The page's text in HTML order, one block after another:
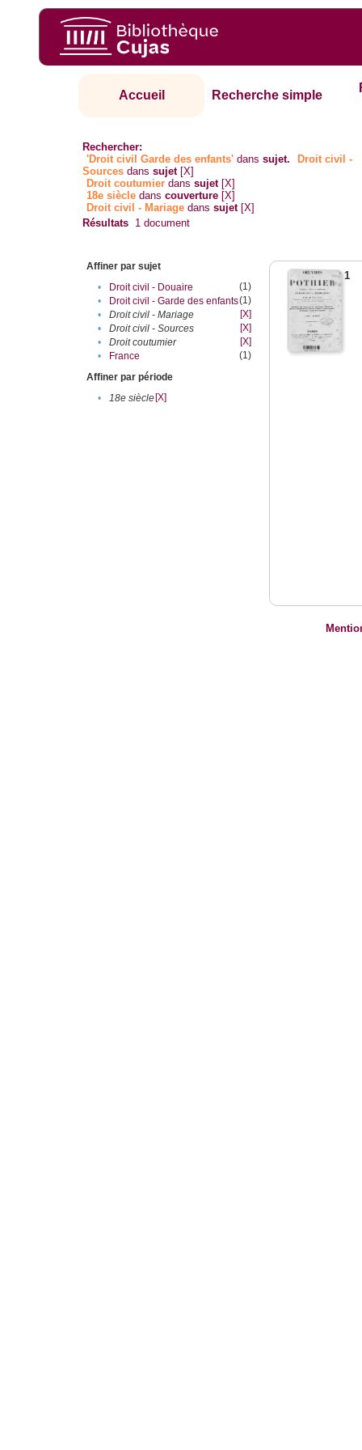
Accueil Recherche simple
Rechercher:
'Droit civil Garde des enfants' danssujet.
Droit civil -
Sources danssujet [X]
Droit coutumier danssujet [X]
18e siècle danscouverture [X]
Droit civil - Mariage danssujet [X]
Résultats 1 document
Affiner par sujet
•
Droit civil - Douaire
(1)
•
Droit civil - Garde des enfants(1)
•
Droit civil - Mariage
[X]
•
Droit civil - Sources
[X]
•
Droit coutumier
[X]
•
France
(1)
Affiner par période
•
18e siècle[X]
1